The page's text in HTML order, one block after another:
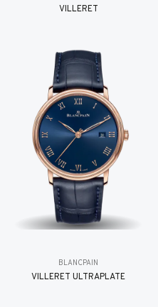
VILLERET
BLANCPAIN
VILLERET ULTRAPLATE